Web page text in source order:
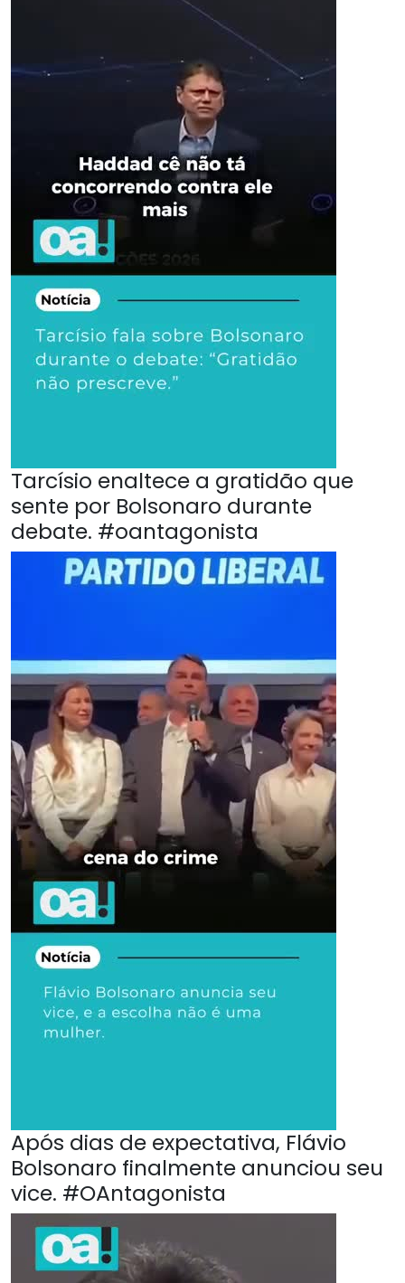
Tarcísio enaltece a gratidão que
sente por Bolsonaro durante
debate. #oantagonista
Após dias de expectativa, Flávio
Bolsonaro finalmente anunciou seu
vice. #OAntagonista